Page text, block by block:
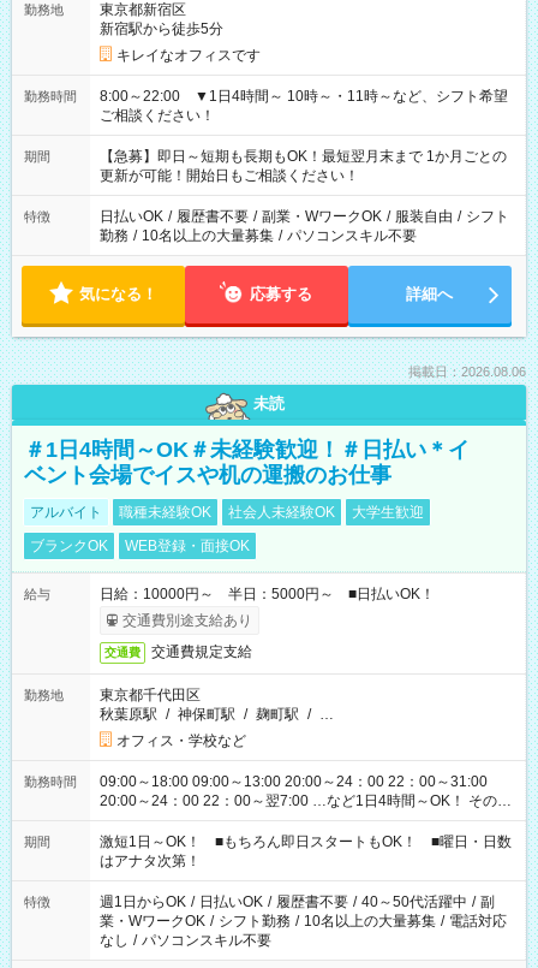
勤務地
東京都新宿区
新宿駅から徒歩5分
キレイなオフィスです
勤務時間
8:00～22:00 ▼1日4時間～ 10時～・11時～など、シフト希望
ご相談ください！
期間
【急募】即日～短期も長期もOK！最短翌月末まで 1か月ごとの
更新が可能！開始日もご相談ください！
特徴 日払いOK / 履歴書不要 / 副業・WワークOK / 服装自由 / シフト
勤務 / 10名以上の大量募集 / パソコンスキル不要
気になる！ 応募する 詳細へ
掲載日：2026.08.06
未読
＃1日4時間～OK＃未経験歓迎！＃日払い＊イ
ベント会場でイスや机の運搬のお仕事
アルバイト 職種未経験OK 社会人未経験OK
大学生歓迎
ブランクOK
WEB登録・面接OK
給与
日給：10000円～ 半日：5000円～ ■日払いOK！
交通費別途支給あり
交通費 交通費規定支給
勤務地
東京都千代田区
秋葉原駅 / 神保町駅 / 麹町駅 / …
オフィス・学校など
勤務時間
09:00～18:00 09:00～13:00 20:00～24：00 22：00～31:00
20:00～24：00 22：00～翌7:00 …など1日4時間～OK！ その他
シフトもございます！ お気軽にご相談ください！
期間
激短1日～OK！ ■もちろん即日スタートもOK！ ■曜日・日数
はアナタ次第！
特徴 週1日からOK / 日払いOK / 履歴書不要 / 40～50代活躍中 / 副
業・WワークOK / シフト勤務 / 10名以上の大量募集 / 電話対応
なし / パソコンスキル不要